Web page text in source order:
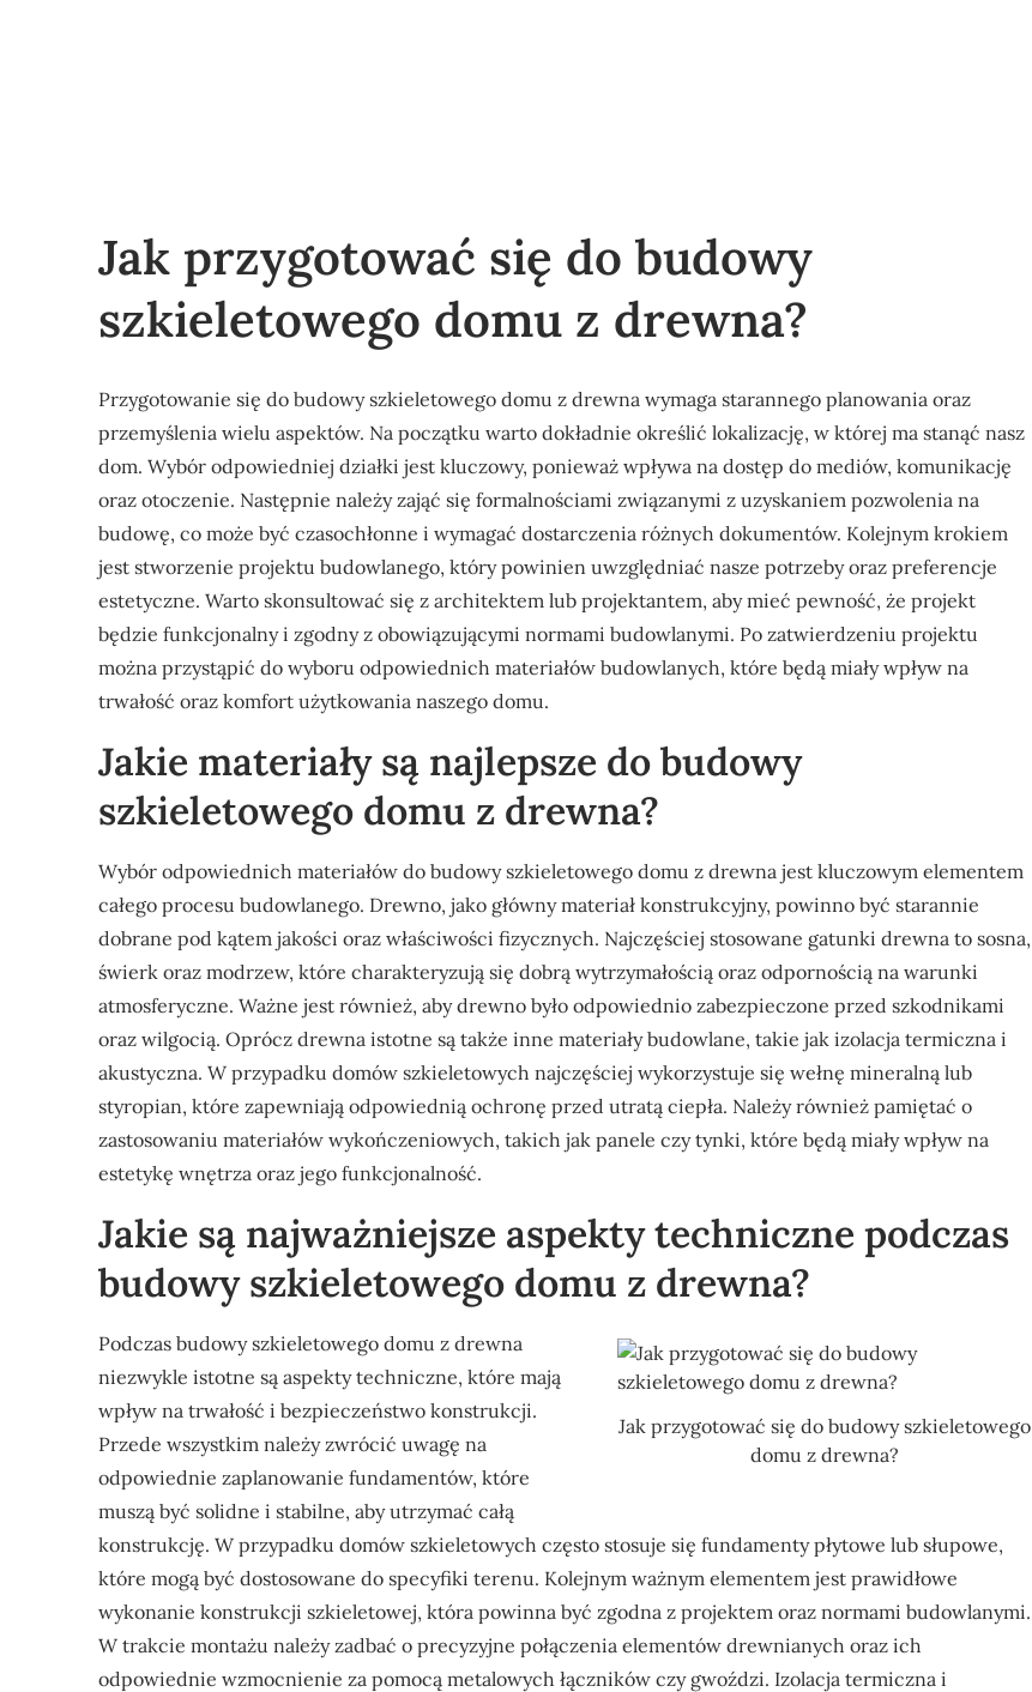
Jak przygotować się do budowy
szkieletowego domu z drewna?
Przygotowanie się do budowy szkieletowego domu z drewna wymaga starannego planowania oraz
przemyślenia wielu aspektów. Na początku warto dokładnie określić lokalizację, w której ma stanąć nasz
dom. Wybór odpowiedniej działki jest kluczowy, ponieważ wpływa na dostęp do mediów, komunikację
oraz otoczenie. Następnie należy zająć się formalnościami związanymi z uzyskaniem pozwolenia na
budowę, co może być czasochłonne i wymagać dostarczenia różnych dokumentów. Kolejnym krokiem
jest stworzenie projektu budowlanego, który powinien uwzględniać nasze potrzeby oraz preferencje
estetyczne. Warto skonsultować się z architektem lub projektantem, aby mieć pewność, że projekt
będzie funkcjonalny i zgodny z obowiązującymi normami budowlanymi. Po zatwierdzeniu projektu
można przystąpić do wyboru odpowiednich materiałów budowlanych, które będą miały wpływ na
trwałość oraz komfort użytkowania naszego domu.
Jakie materiały są najlepsze do budowy
szkieletowego domu z drewna?
Wybór odpowiednich materiałów do budowy szkieletowego domu z drewna jest kluczowym elementem
całego procesu budowlanego. Drewno, jako główny materiał konstrukcyjny, powinno być starannie
dobrane pod kątem jakości oraz właściwości fizycznych. Najczęściej stosowane gatunki drewna to sosna,
świerk oraz modrzew, które charakteryzują się dobrą wytrzymałością oraz odpornością na warunki
atmosferyczne. Ważne jest również, aby drewno było odpowiednio zabezpieczone przed szkodnikami
oraz wilgocią. Oprócz drewna istotne są także inne materiały budowlane, takie jak izolacja termiczna i
akustyczna. W przypadku domów szkieletowych najczęściej wykorzystuje się wełnę mineralną lub
styropian, które zapewniają odpowiednią ochronę przed utratą ciepła. Należy również pamiętać o
zastosowaniu materiałów wykończeniowych, takich jak panele czy tynki, które będą miały wpływ na
estetykę wnętrza oraz jego funkcjonalność.
Jakie są najważniejsze aspekty techniczne podczas
budowy szkieletowego domu z drewna?
Jak przygotować się do budowy szkieletowego
domu z drewna?
Podczas budowy szkieletowego domu z drewna
niezwykle istotne są aspekty techniczne, które mają
wpływ na trwałość i bezpieczeństwo konstrukcji.
Przede wszystkim należy zwrócić uwagę na
odpowiednie zaplanowanie fundamentów, które
muszą być solidne i stabilne, aby utrzymać całą
konstrukcję. W przypadku domów szkieletowych często stosuje się fundamenty płytowe lub słupowe,
które mogą być dostosowane do specyfiki terenu. Kolejnym ważnym elementem jest prawidłowe
wykonanie konstrukcji szkieletowej, która powinna być zgodna z projektem oraz normami budowlanymi.
W trakcie montażu należy zadbać o precyzyjne połączenia elementów drewnianych oraz ich
odpowiednie wzmocnienie za pomocą metalowych łączników czy gwoździ. Izolacja termiczna i